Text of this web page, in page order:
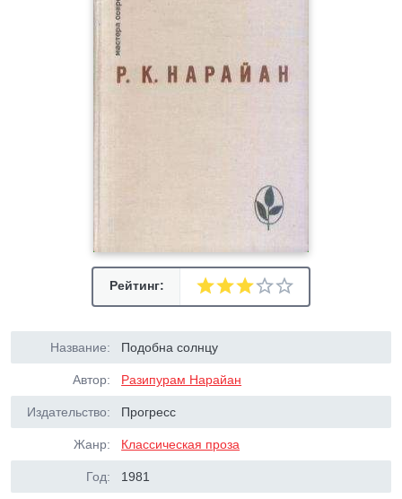
Рейтинг:
Название: Подобна солнцу
Автор: Разипурам Нарайан
Издательство: Прогресс
Жанр: Классическая проза
Год: 1981